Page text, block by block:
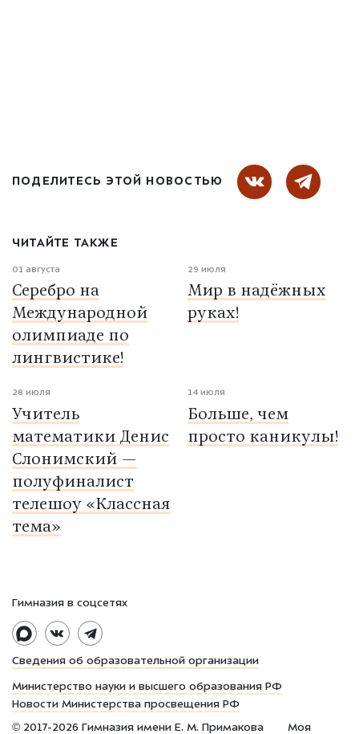
ПОДЕЛИТЕСЬ ЭТОЙ НОВОСТЬЮ
ЧИТАЙТЕ ТАКЖЕ
01 августа
Серебро на
Международной
олимпиаде по
лингвистике!
29 июля
Мир в надёжных
руках!
28 июля
Учитель
математики Денис
Слонимский —
полуфиналист
телешоу «Классная
тема»
14 июля
Больше, чем
просто каникулы!
Сведения об образовательной организации
Министерство науки и высшего образования РФ
Новости Министерства просвещения РФ
© 2017-2026 Гимназия имени Е. М. Примакова Моя
Гимназия в соцсетях